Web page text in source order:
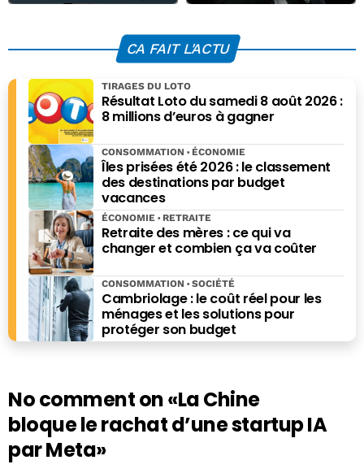
CA FAIT L'ACTU
Résultat Loto du samedi 8 août 2026 :
8 millions d’euros à gagner
TIRAGES DU LOTO
Îles prisées été 2026 : le classement
des destinations par budget
vacances
CONSOMMATION ÉCONOMIE
Retraite des mères : ce qui va
changer et combien ça va coûter
ÉCONOMIE RETRAITE
Cambriolage : le coût réel pour les
ménages et les solutions pour
protéger son budget
CONSOMMATION SOCIÉTÉ
No comment on«La Chine
bloque le rachat d’une startup IA
par Meta»